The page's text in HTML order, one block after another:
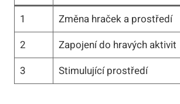
1
Změna hraček a prostředí
2
Zapojení do hravých aktivit
3
Stimulující prostředí